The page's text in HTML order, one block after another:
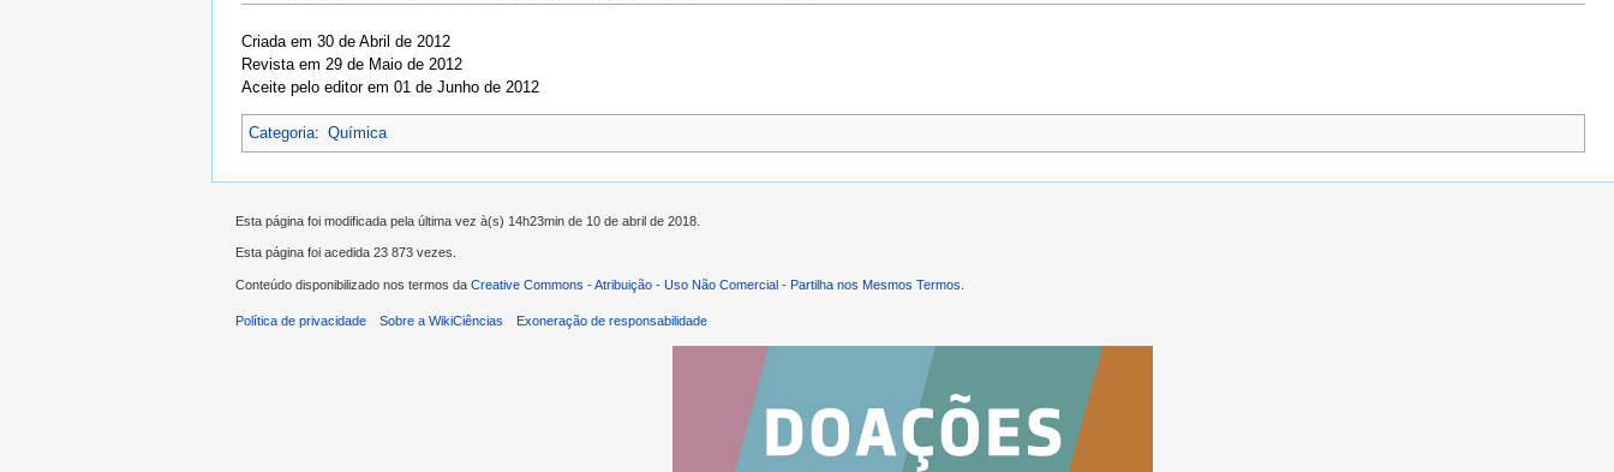
Criada em 30 de Abril de 2012
Revista em 29 de Maio de 2012
Aceite pelo editor em 01 de Junho de 2012
Categoria: Química
Esta página foi modificada pela última vez à(s) 14h23min de 10 de abril de 2018.
Esta página foi acedida 23 873 vezes.
Conteúdo disponibilizado nos termos da Creative Commons - Atribuição - Uso Não Comercial - Partilha nos Mesmos Termos
Política de privacidade Sobre a WikiCiências Exoneração de responsabilidade